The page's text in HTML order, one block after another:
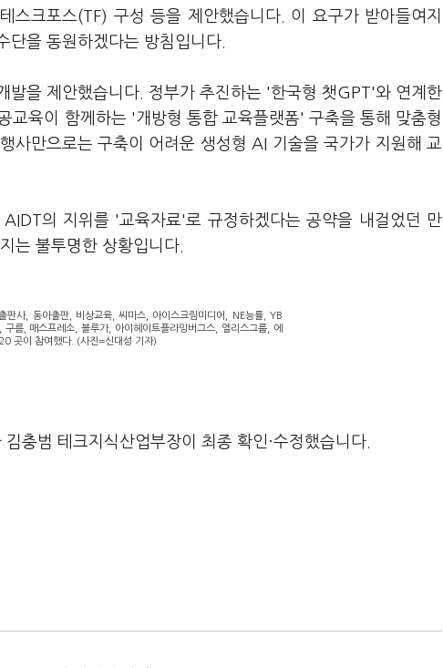
스크포스(TF) 구성 등을 제안했습니다. 이 요구가 받아들여지
단을 동원하겠다는 방침입니다.
발을 제안했습니다. 정부가 추진하는 '한국형 챗GPT'와 연계한
육이 함께하는 '개방형 통합 교육플랫폼' 구축을 통해 맞춤형
사만으로는 구축이 어려운 생성형 AI 기술을 국가가 지원해 교
의 지위를 '교육자료'로 규정하겠다는 공약을 내걸었던 만
는 불투명한 상황입니다.
판사, 동아출판, 비상교육, 씨마스, 아이스크림미디어, NE능률, YB
름, 매스프레소, 블루가, 아이헤이트플라잉버그스, 엘리스그룹, 에
곳이 참여했다. (사진=신대성 기자)
충범 테크지식산업부장이 최종 확인·수정했습니다.